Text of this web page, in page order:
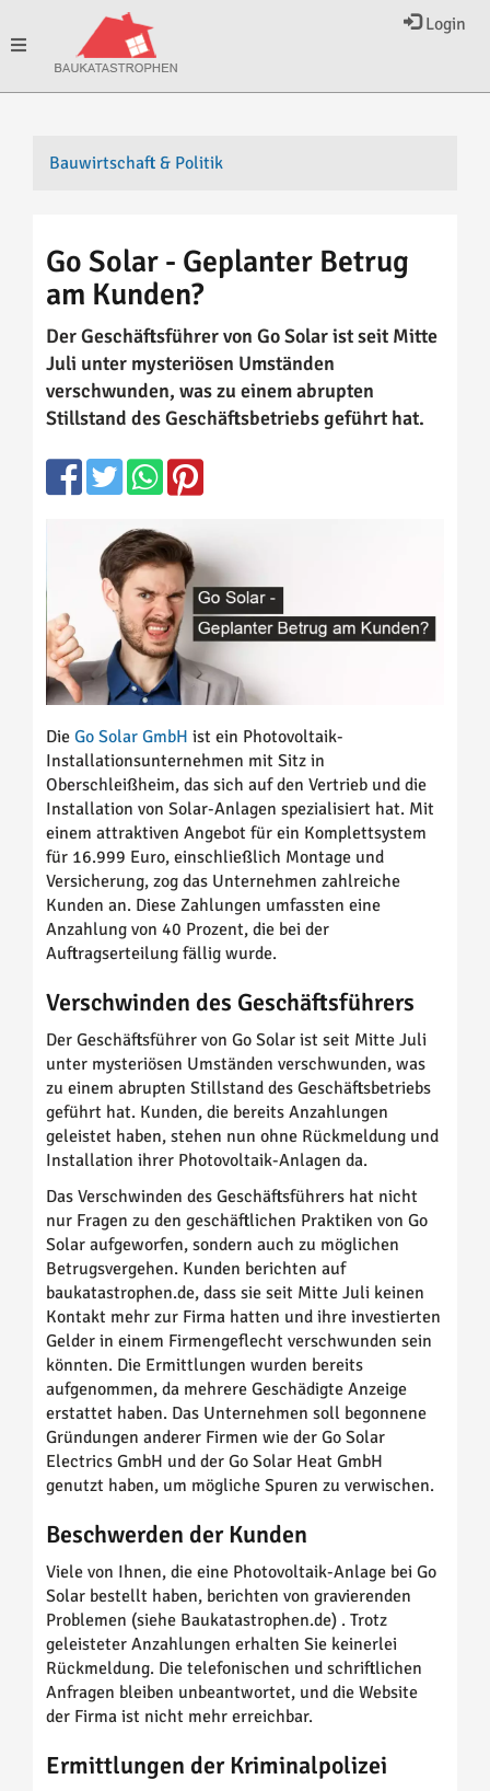
Login
Toggle
Bauwirtschaft & Politik
Go Solar - Geplanter Betrug
am Kunden?
Der Geschäftsführer von Go Solar ist seit Mitte
Juli unter mysteriösen Umständen
verschwunden, was zu einem abrupten
Stillstand des Geschäftsbetriebs geführt hat.
Die Go Solar GmbH ist ein Photovoltaik-
Installationsunternehmen mit Sitz in
Oberschleißheim, das sich auf den Vertrieb und die
Installation von Solar-Anlagen spezialisiert hat. Mit
einem attraktiven Angebot für ein Komplettsystem
für 16.999 Euro, einschließlich Montage und
Versicherung, zog das Unternehmen zahlreiche
Kunden an. Diese Zahlungen umfassten eine
Anzahlung von 40 Prozent, die bei der
Auftragserteilung fällig wurde.
Verschwinden des Geschäftsführers
Der Geschäftsführer von Go Solar ist seit Mitte Juli
unter mysteriösen Umständen verschwunden, was
zu einem abrupten Stillstand des Geschäftsbetriebs
geführt hat. Kunden, die bereits Anzahlungen
geleistet haben, stehen nun ohne Rückmeldung und
Installation ihrer Photovoltaik-Anlagen da.
Das Verschwinden des Geschäftsführers hat nicht
nur Fragen zu den geschäftlichen Praktiken von Go
Solar aufgeworfen, sondern auch zu möglichen
Betrugsvergehen. Kunden berichten auf
baukatastrophen.de, dass sie seit Mitte Juli keinen
Kontakt mehr zur Firma hatten und ihre investierten
Gelder in einem Firmengeflecht verschwunden sein
könnten. Die Ermittlungen wurden bereits
aufgenommen, da mehrere Geschädigte Anzeige
erstattet haben. Das Unternehmen soll begonnene
Gründungen anderer Firmen wie der Go Solar
Electrics GmbH und der Go Solar Heat GmbH
genutzt haben, um mögliche Spuren zu verwischen.
Beschwerden der Kunden
Viele von Ihnen, die eine Photovoltaik-Anlage bei Go
Solar bestellt haben, berichten von gravierenden
Problemen (siehe Baukatastrophen.de) . Trotz
geleisteter Anzahlungen erhalten Sie keinerlei
Rückmeldung. Die telefonischen und schriftlichen
Anfragen bleiben unbeantwortet, und die Website
der Firma ist nicht mehr erreichbar.
Ermittlungen der Kriminalpolizei